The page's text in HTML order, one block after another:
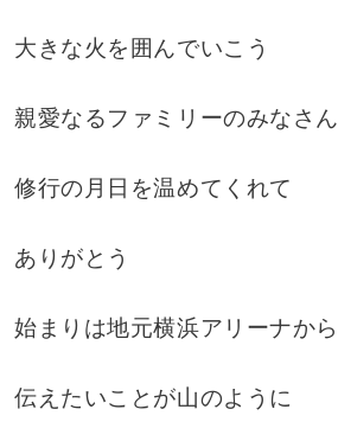
大きな火を囲んでいこう
親愛なるファミリーのみなさん
修行の月日を温めてくれて
ありがとう
始まりは地元横浜アリーナから
伝えたいことが山のように